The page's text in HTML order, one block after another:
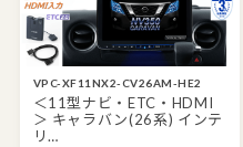
VPC-XF11NX2-CV26AM-HE2
＜11型ナビ・ETC・HDMI
＞ キャラバン(26系) インテ
リ…